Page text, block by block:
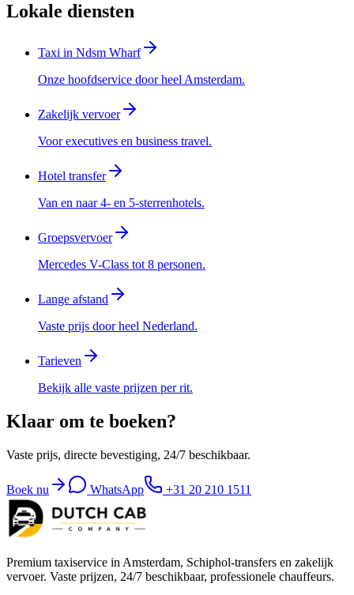
Lokale diensten
Taxi in Ndsm Wharf
Onze hoofdservice door heel Amsterdam.
Zakelijk vervoer
Voor executives en business travel.
Hotel transfer
Van en naar 4- en 5-sterrenhotels.
Groepsvervoer
Mercedes V-Class tot 8 personen.
Lange afstand
Vaste prijs door heel Nederland.
Tarieven
Bekijk alle vaste prijzen per rit.
Klaar om te boeken?
Vaste prijs, directe bevestiging, 24/7 beschikbaar.
Boek nu WhatsApp +31 20 210 1511
Premium taxiservice in Amsterdam, Schiphol-transfers en zakelijk
vervoer. Vaste prijzen, 24/7 beschikbaar, professionele chauffeurs.